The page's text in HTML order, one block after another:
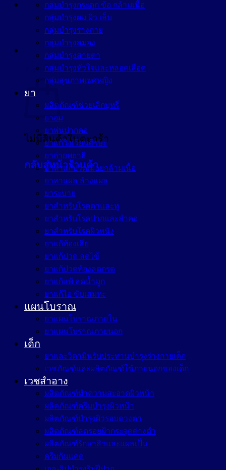
ตะกร้าสินค้า
ไม่มีสินค้าในตะกร้า
กลับสู่หน้าร้านค้า
กลุ่มบำรุงกระดูก ข้อ กล้ามเนื้อ
กลุ่มบำรุงผม ผิว เล็บ
กลุ่มบำรุงร่างกาย
กลุ่มบำรุงสมอง
กลุ่มบำรุงสายตา
กลุ่มบำรุงหัวใจและหลอดเลือด
กลุ่มสุขภาพเพศหญิง
ยา
ผลิตภัณฑ์ช่วยเลิกบุหรี่
ยาอม
ยาพ่นปากคอ
ยาแก้วิงเวียนศีรษะ
ยาถ่ายพยาธิ
ยาทาแก้ปวดเมื่อยกล้ามเนื้อ
ยาทาแผล ล้างแผล
ยาระบาย
ยาสำหรับโรคตาและหู
ยาสำหรับโรคปากและลำคอ
ยาสำหรับโรคผิวหนัง
ยาแก้ท้องเสีย
ยาแก้ปวด ลดไข้
ยาแก้ปวดท้องลดกรด
ยาแก้แพ้ ลดน้ำมูก
ยาแก้ไอ ขับเสมหะ
แผนโบราณ
ยาแผนโบราณภายใน
ยาแผนโบราณภายนอก
เด็ก
ยาและวิตามินรับประทานบำรุงร่างกายเด็ก
เวชภัณฑ์และผลิตภัณฑ์ใช้ภายนอกของเด็ก
เวชสำอาง
ผลิตภัณฑ์ทำความสะอาดผิวหน้า
ผลิตภัณฑ์ครีมบำรุงผิวหน้า
ผลิตภัณฑ์บำรุงผิวรอบดวงตา
ผลิตภัณฑ์ลดรอยฝ้ากระจุดด่างดำ
ผลิตภัณฑ์รักษาสิวและแผลเป็น
ครีมกันแดด